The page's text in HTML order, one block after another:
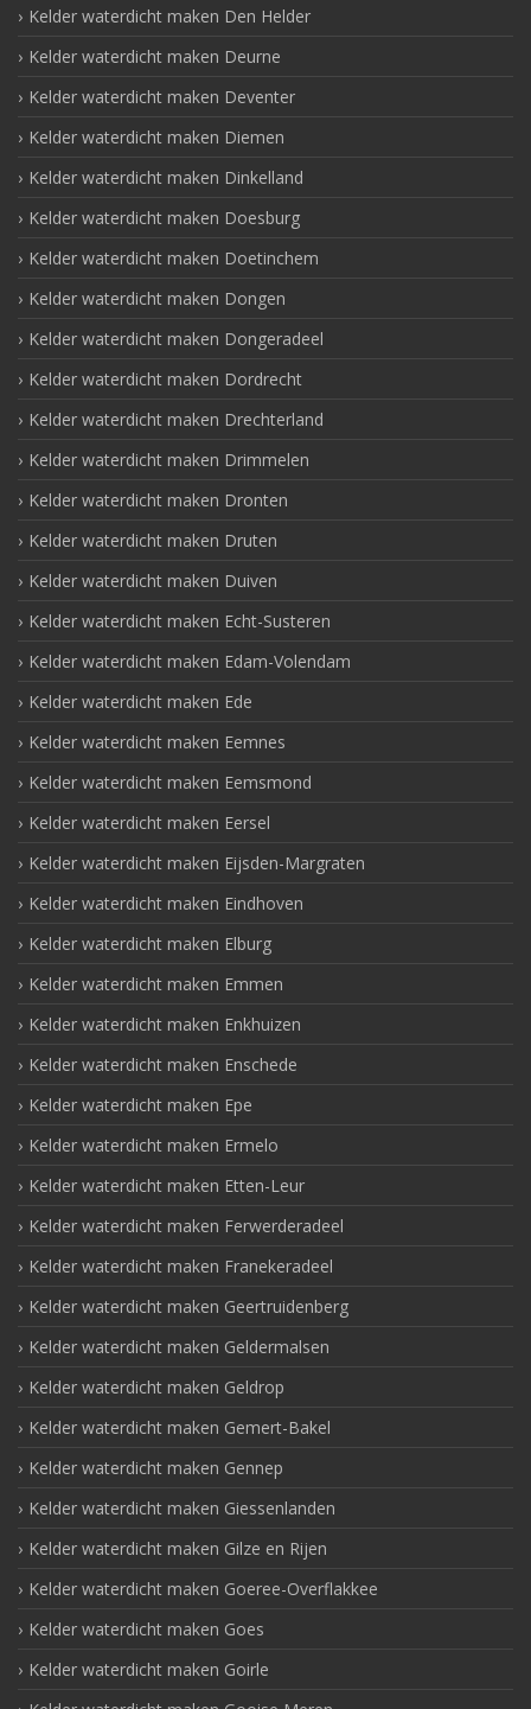
Kelder waterdicht maken Den Helder
Kelder waterdicht maken Deurne
Kelder waterdicht maken Deventer
Kelder waterdicht maken Diemen
Kelder waterdicht maken Dinkelland
Kelder waterdicht maken Doesburg
Kelder waterdicht maken Doetinchem
Kelder waterdicht maken Dongen
Kelder waterdicht maken Dongeradeel
Kelder waterdicht maken Dordrecht
Kelder waterdicht maken Drechterland
Kelder waterdicht maken Drimmelen
Kelder waterdicht maken Dronten
Kelder waterdicht maken Druten
Kelder waterdicht maken Duiven
Kelder waterdicht maken Echt-Susteren
Kelder waterdicht maken Edam-Volendam
Kelder waterdicht maken Ede
Kelder waterdicht maken Eemnes
Kelder waterdicht maken Eemsmond
Kelder waterdicht maken Eersel
Kelder waterdicht maken Eijsden-Margraten
Kelder waterdicht maken Eindhoven
Kelder waterdicht maken Elburg
Kelder waterdicht maken Emmen
Kelder waterdicht maken Enkhuizen
Kelder waterdicht maken Enschede
Kelder waterdicht maken Epe
Kelder waterdicht maken Ermelo
Kelder waterdicht maken Etten-Leur
Kelder waterdicht maken Ferwerderadeel
Kelder waterdicht maken Franekeradeel
Kelder waterdicht maken Geertruidenberg
Kelder waterdicht maken Geldermalsen
Kelder waterdicht maken Geldrop
Kelder waterdicht maken Gemert-Bakel
Kelder waterdicht maken Gennep
Kelder waterdicht maken Giessenlanden
Kelder waterdicht maken Gilze en Rijen
Kelder waterdicht maken Goeree-Overflakkee
Kelder waterdicht maken Goes
Kelder waterdicht maken Goirle